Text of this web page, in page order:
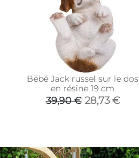
Bébé Jack russel sur le dos
en résine 19 cm
39,90 € 28,73 €